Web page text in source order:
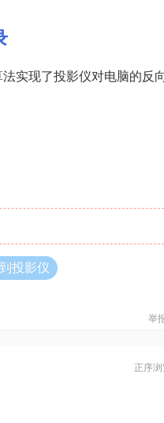
实现了投影仪对电脑的反
投影仪
举
正序